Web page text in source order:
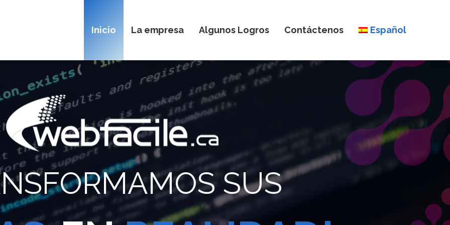
Inicio La empresa Algunos Logros Contáctenos Español
SUS